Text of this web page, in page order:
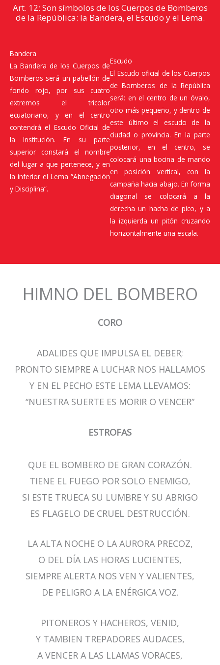
Art. 12: Son símbolos de los Cuerpos de Bomberos
de la República: la Bandera, el Escudo y el Lema.
Bandera
La Bandera de los Cuerpos de
Bomberos será un pabellón de
fondo rojo, por sus cuatro
extremos el tricolor
ecuatoriano, y en el centro
contendrá el Escudo Oficial de
la Institución. En su parte
superior constará el nombre
del lugar a que pertenece, y en
la inferior el Lema “Abnegación
y Disciplina”.
Escudo
El Escudo oficial de los Cuerpos
de Bomberos de la República
será: en el centro de un óvalo,
otro más pequeño, y dentro de
este último el escudo de la
ciudad o provincia. En la parte
posterior, en el centro, se
colocará una bocina de mando
en posición vertical, con la
campaña hacia abajo. En forma
diagonal se colocará a la
derecha un hacha de pico, y a
la izquierda un pitón cruzando
horizontalmente una escala.
HIMNO DEL BOMBERO
CORO
ADALIDES QUE IMPULSA EL DEBER;
PRONTO SIEMPRE A LUCHAR NOS HALLAMOS
Y EN EL PECHO ESTE LEMA LLEVAMOS:
“NUESTRA SUERTE ES MORIR O VENCER”
ESTROFAS
QUE EL BOMBERO DE GRAN CORAZÓN.
TIENE EL FUEGO POR SOLO ENEMIGO,
SI ESTE TRUECA SU LUMBRE Y SU ABRIGO
ES FLAGELO DE CRUEL DESTRUCCIÓN.
LA ALTA NOCHE O LA AURORA PRECOZ,
O DEL DÍA LAS HORAS LUCIENTES,
SIEMPRE ALERTA NOS VEN Y VALIENTES,
DE PELIGRO A LA ENÉRGICA VOZ.
PITONEROS Y HACHEROS, VENID,
Y TAMBIEN TREPADORES AUDACES,
A VENCER A LAS LLAMAS VORACES,